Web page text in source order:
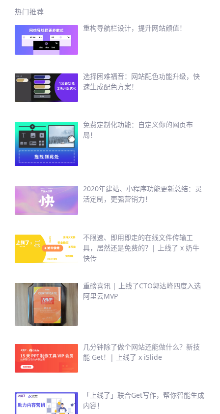
热门推荐
重构导航栏设计，提升网站颜值！
选择困难福音：网站配色功能升级，快
速生成配色方案！
免费定制化功能：自定义你的网页布
局！
2020年建站、小程序功能更新总结：灵
活定制，更强营销力！
不限速、即用即走的在线文件传输工
具，居然还是免费的？| 上线了 x 奶牛
快传
重磅喜讯 | 上线了CTO郭达峰四度入选
阿里云MVP
几分钟除了做个网站还能做什么？新技
能 Get！| 上线了 x iSlide
「上线了」联合Get写作，帮你智能生成
内容！